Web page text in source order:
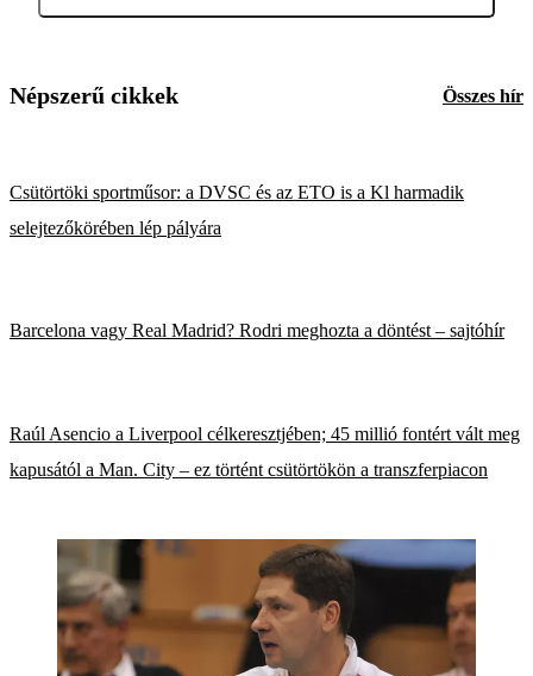
Népszerű cikkek Összes hír
Csütörtöki sportműsor: a DVSC és az ETO is a Kl harmadik
selejtezőkörében lép pályára
Barcelona vagy Real Madrid? Rodri meghozta a döntést – sajtóhír
Raúl Asencio a Liverpool célkeresztjében; 45 millió fontért vált meg
kapusától a Man. City – ez történt csütörtökön a transzferpiacon